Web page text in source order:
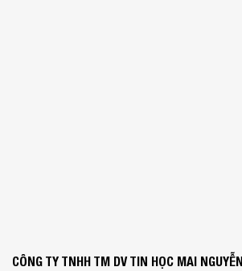
CÔNG TY TNHH TM DV TIN HỌC MAI NGUYỄN